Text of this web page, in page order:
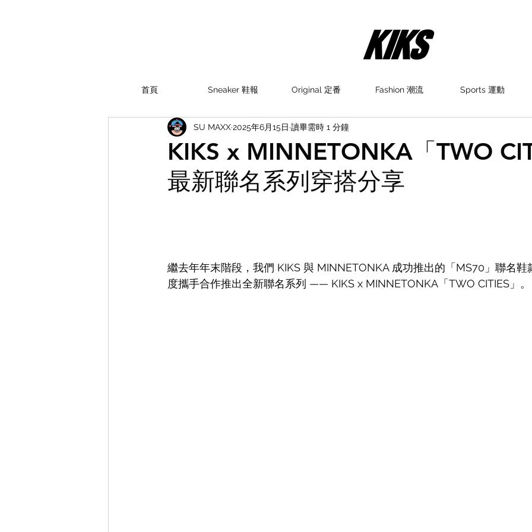
首頁 Sneaker 鞋報 Original 定番 Fashion 潮流 Sports 運動
KIKS x MINNETONKA「TWO
最新聯名系列穿搭分享
SU MAXX2025年6月15日 讀畢需時 1 分鐘
繼去年年末階段，我們 KIKS 與 MINNETONKA 成功推出的「MS70」聯名鞋
度攜手合作推出全新聯名系列 —— KIKS x MINNETONKA「TWO CITIES」。